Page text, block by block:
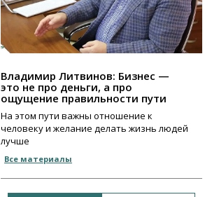
Владимир Литвинов: Бизнес —
это не про деньги, а про
ощущение правильности пути
На этом пути важны отношение к
человеку и желание делать жизнь людей
лучше
Все материалы